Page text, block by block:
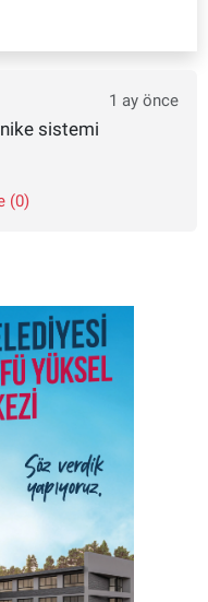
1 ay önce
sistemi
(0)